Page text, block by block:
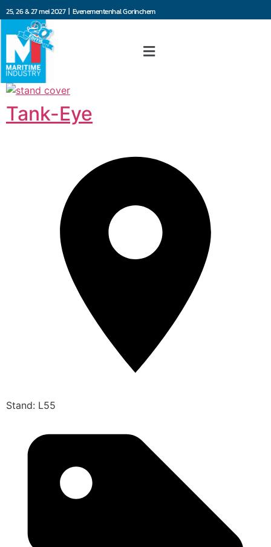
25, 26 & 27 mei 2027 | Evenementenhal Gorinchem
Tank-Eye
Stand: L55